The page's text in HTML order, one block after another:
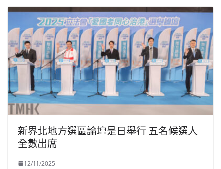
新界北地方選區論壇是日舉行 五名候選人
全數出席
12/11/2025